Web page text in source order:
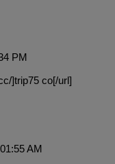
PM
]trip75 co[/url]
AM